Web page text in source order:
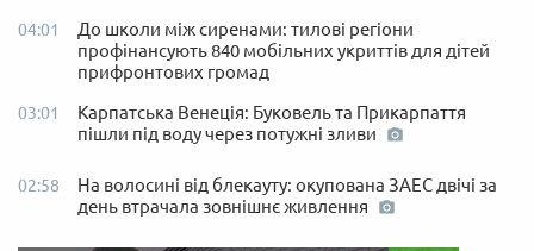
04:01
До школи між сиренами: тилові регіони
профінансують 840 мобільних укриттів для дітей
прифронтових громад
03:01
Карпатська Венеція: Буковель та Прикарпаття
пішли під воду через потужні зливи
02:58
На волосині від блекауту: окупована ЗАЕС двічі за
день втрачала зовнішнє живлення